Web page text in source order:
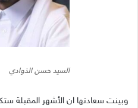
السيد حسن الذوادي
وبينت سعادتها ان الأشهر